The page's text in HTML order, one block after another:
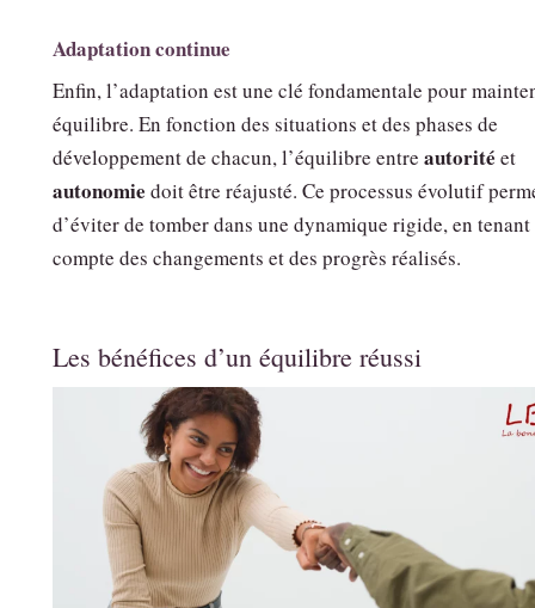
Adaptation continue
Enfin, l’adaptation est une clé fondamentale pour
équilibre. En fonction des situations et des phases de
développement de chacun, l’équilibre entre autorité et
autonomie doit être réajusté. Ce processus évolutif
d’éviter de tomber dans une dynamique rigide, en tenant
compte des changements et des progrès réalisés.
Les bénéfices d’un équilibre réussi